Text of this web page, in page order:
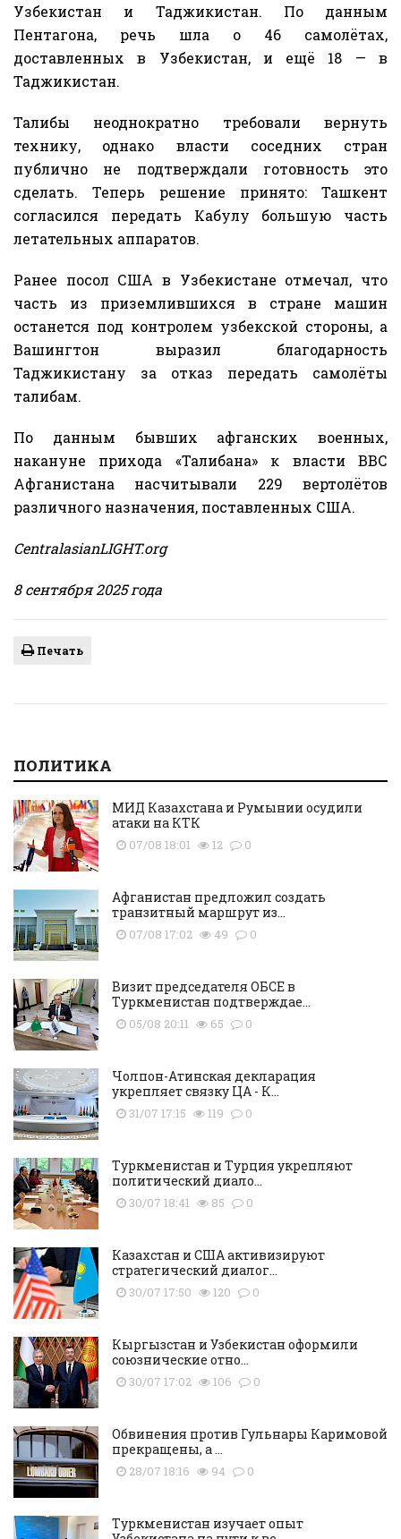
Узбекистан и Таджикистан. По данным
Пентагона, речь шла о 46 самолётах,
доставленных в Узбекистан, и ещё 18 — в
Таджикистан.
Талибы неоднократно требовали вернуть
технику, однако власти соседних стран
публично не подтверждали готовность это
сделать. Теперь решение принято: Ташкент
согласился передать Кабулу большую часть
летательных аппаратов.
Ранее посол США в Узбекистане отмечал, что
часть из приземлившихся в стране машин
останется под контролем узбекской стороны, а
Вашингтон выразил благодарность
Таджикистану за отказ передать самолёты
талибам.
По данным бывших афганских военных,
накануне прихода «Талибана» к власти ВВС
Афганистана насчитывали 229 вертолётов
различного назначения, поставленных США.
CentralasianLIGHT.org
8 сентября 2025 года
Печать
ПОЛИТИКА
МИД Казахстана и Румынии осудили
атаки на КТК
07/08 18:01 12 0
Афганистан предложил создать
транзитный маршрут из...
07/08 17:02 49 0
Визит председателя ОБСЕ в
Туркменистан подтверждае...
05/08 20:11 65 0
Чолпон-Атинская декларация
укрепляет связку ЦА - К...
31/07 17:15 119 0
Туркменистан и Турция укрепляют
политический диало...
30/07 18:41 85 0
Казахстан и США активизируют
стратегический диалог...
30/07 17:50 120 0
Кыргызстан и Узбекистан оформили
союзнические отно...
30/07 17:02 106 0
Обвинения против Гульнары Каримовой
прекращены, а ...
28/07 18:16 94 0
Туркменистан изучает опыт